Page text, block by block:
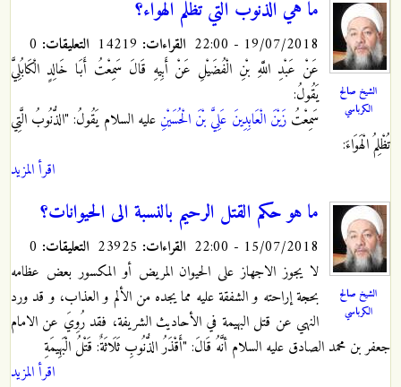
الشيخ صالح
الكرباسي
ما هي الذنوب التي تظلم الهواء؟
19/07/2018 - 22:00 القراءات: التعليقات:
عَنْ عَبْدِ اللَّهِ بْنِ الْفُضَيْلِ عَنْ أَبِيهِ قَالَ سَمِعْتُ أَبَا خَالِدٍ الْكَابُلِيَّ
يَقُولُ:
سَمِعْتُزَيْنَ الْعَابِدِينَ عَلِيَّ بْنَ الْحُسَيْنِعليه السلام يَقُولُ‏: "الذُّنُوبُ الَّتِي
تُظْلِمُ الْهَوَاءَ:
اقرأ المزيد
الشيخ صالح
الكرباسي
ما هو حكم القتل الرحيم بالنسبة الى الحيوانات؟
15/07/2018 - 22:00 القراءات: التعليقات:
لا يجوز الاجهاز على الحيوان المريض أو المكسور بعض عظامه
بحجة إراحته و الشفقة عليه مما يجده من الألم و العذاب، و قد ورد
النهي عن قتل البهيمة في الأحاديث الشريفة، فقد رُوِيَ عن الامام
جعفر بن محمد الصادق عليه السلام أنَّهُ قَالَ: "أَقْذَرُ الذُّنُوبِ‏ ثَلَاثَةٌ: قَتْلُ الْبَهِيمَةِ
اقرأ المزيد